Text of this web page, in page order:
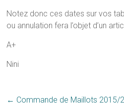
Notez donc ces dates sur vos
ou annulation fera l’objet d’un
A+
Nini
← Commande de Maillots 2015/